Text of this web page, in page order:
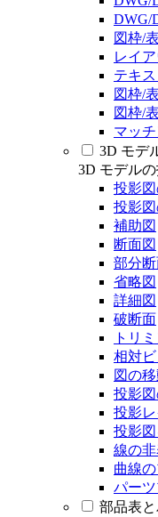
DWG/
図枠/
レイ
テキ
図枠/
図枠/
マッ
3D モデ
3D モデル
投影
投影
補助図
断面図
部分
省略図
詳細図
破断面
トリ
相対
図の
投影
投影
投影
線の
曲線
パー
部品表